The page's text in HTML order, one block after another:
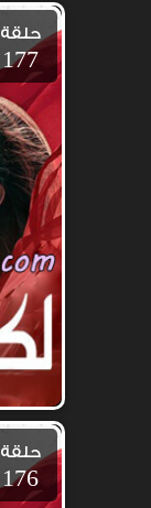
حلقة
177
حلقة
176